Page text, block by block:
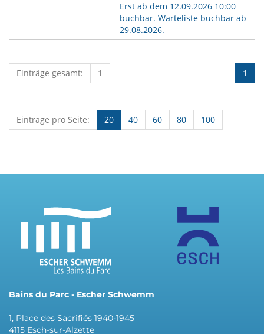
Erst ab dem 12.09.2026 10:00
buchbar. Warteliste buchbar ab
29.08.2026.
1
Einträge gesamt: 1
Einträge pro Seite: 20 40 60 80 100
Bains du Parc - Escher Schwemm
1, Place des Sacrifiés 1940-1945
4115 Esch-sur-Alzette